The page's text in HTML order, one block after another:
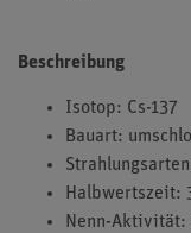
Beschreibung
Isotop: Cs-137
Bauart:
Halbwertszeit:
Nenn-